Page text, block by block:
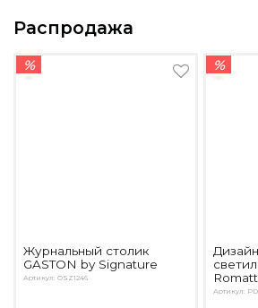
Распродажа
%
Журнальный столик
GASTON by Signature
Артикул: OSZ1246
%
Артикул: